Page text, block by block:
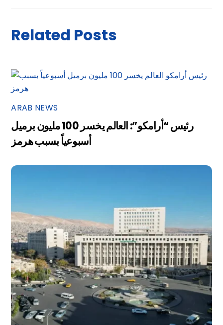
Related Posts
ARAB NEWS
رئيس “أرامكو”: العالم يخسر 100 مليون برميل
أسبوعياً بسبب هرمز